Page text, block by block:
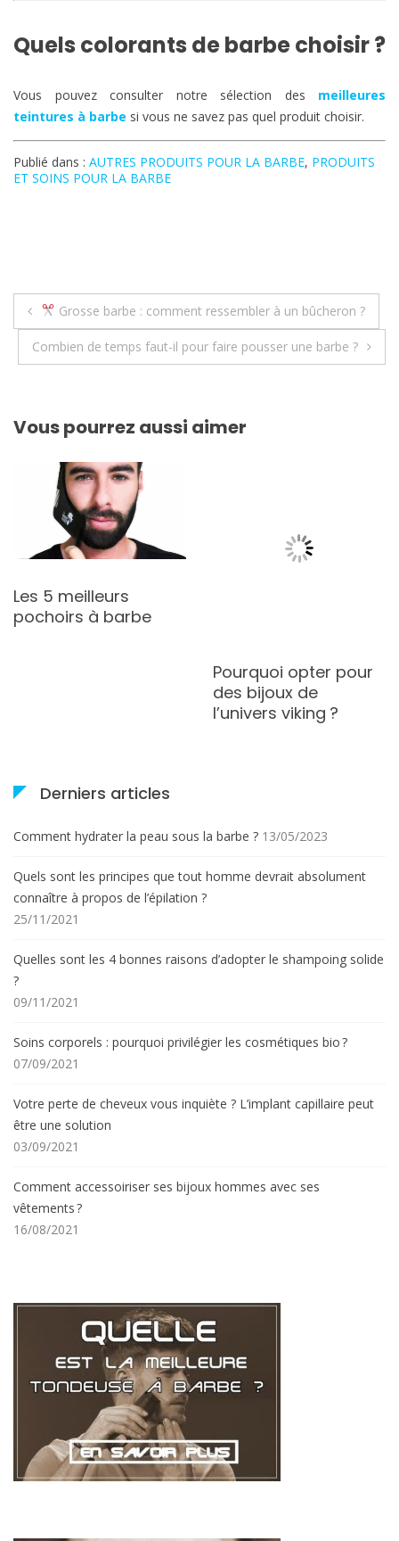
Quels colorants de barbe choisir ?
Vous pouvez consulter notre sélection des meilleures
teintures à barbe si vous ne savez pas quel produit choisir.
Publié dans : AUTRES PRODUITS POUR LA BARBE, PRODUITS
ET SOINS POUR LA BARBE
Navigation
de
Grosse barbe : comment ressembler à un bûcheron ?
Combien de temps faut-il pour faire pousser une barbe ?
Vous pourrez aussi aimer
Pourquoi opter pour
Les 4 meilleures
teintures à
Derniers articles
Comment hydrater la peau sous la barbe ? 13/05/2023
Quels sont les principes que tout homme devrait absolument
connaître à propos de l’épilation ?
25/11/2021
Quelles sont les 4 bonnes raisons d’adopter le shampoing solide
?
09/11/2021
Soins corporels : pourquoi privilégier les cosmétiques bio ?
07/09/2021
Votre perte de cheveux vous inquiète ? L’implant capillaire peut
être une solution
03/09/2021
Comment accessoiriser ses bijoux hommes avec ses
vêtements ?
16/08/2021